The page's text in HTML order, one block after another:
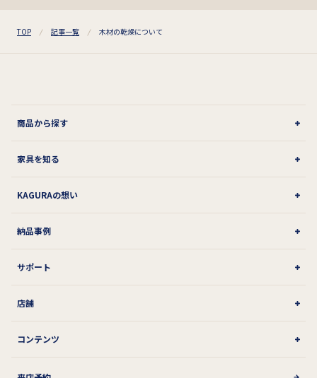
TOP 記事一覧 木材の乾燥について
商品から探す
家具を知る
KAGURAの想い
納品事例
サポート
店舗
コンテンツ